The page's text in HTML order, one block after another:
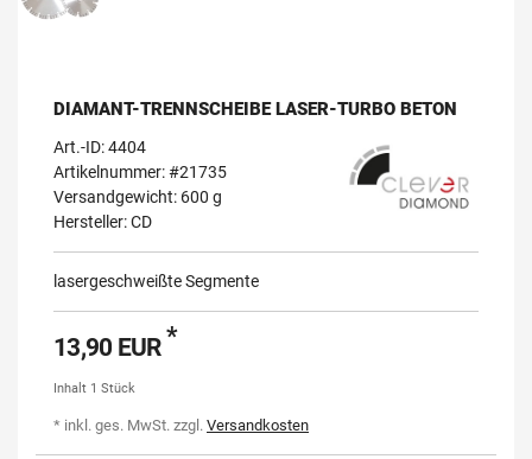
DIAMANT-TRENNSCHEIBE LASER-TURBO BETON
Art.-ID:4404
Artikelnummer: #21735
Versandgewicht: 600 g
Hersteller:CD
lasergeschweißte Segmente
13,90 EUR*
Inhalt 1 Stück
* inkl. ges. MwSt. zzgl. Versandkosten